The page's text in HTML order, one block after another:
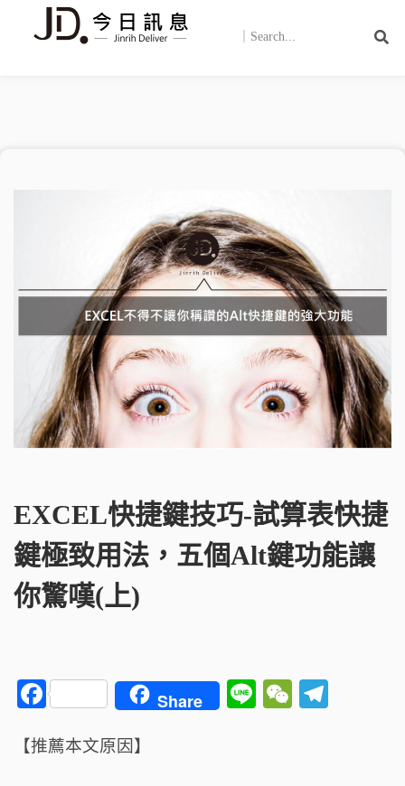
EXCEL快捷鍵技巧-試算表快捷
鍵極致用法，五個Alt鍵功能讓
你驚嘆(上)
F
c
Share
Li W
【推薦本文原因】